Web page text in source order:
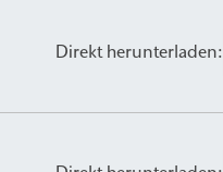
Direkt herunterladen: